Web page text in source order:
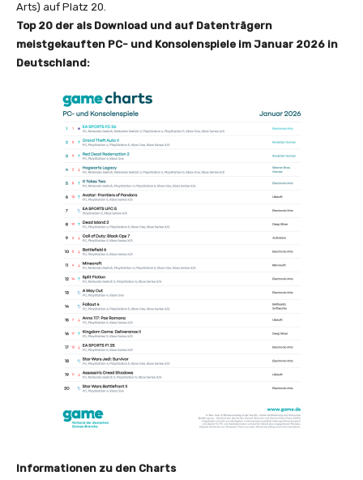
Arts) auf Platz 20.
Top 20 der als Download und auf Datenträgern
meistgekauften PC- und Konsolenspiele im Januar 2026 in
Deutschland:
Informationen zu den Charts